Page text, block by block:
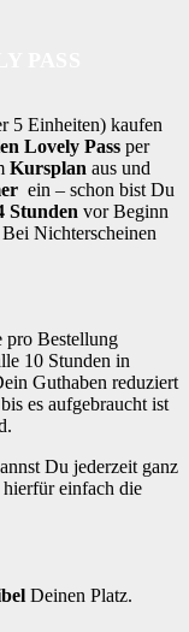
5 Einheiten) kaufen
Lovely Pass per
Kursplan aus und
ein – schon bist Du
Stunden vor Beginn
Nichterscheinen
pro Bestellung
10 Stunden in
Guthaben reduziert
es aufgebraucht ist
Du jederzeit ganz
einfach die
Deinen Platz.